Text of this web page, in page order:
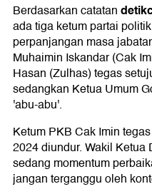
Berdasarkan catatan
ada tiga ketum partai
perpanjangan masa
Muhaimin Iskandar (Cak
Hasan (Zulhas) tegas
sedangkan Ketua Umum
'abu-abu'.
Ketum PKB Cak Imin
2024 diundur. Wakil
sedang momentum
jangan terganggu oleh